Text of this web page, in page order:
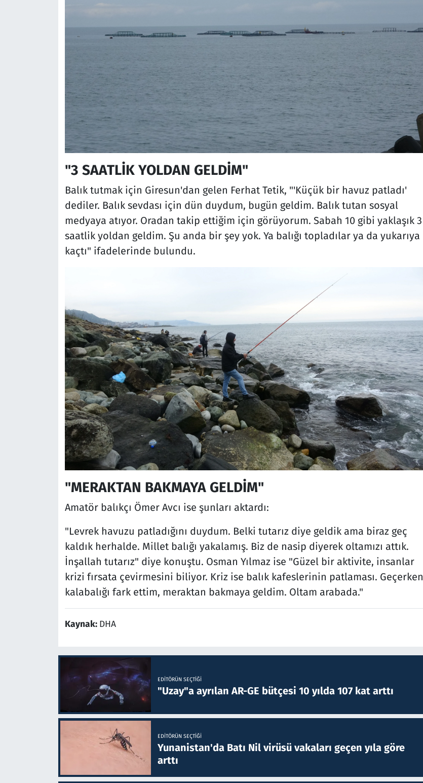
"3 SAATLİK YOLDAN GELDİM"
Balık tutmak için Giresun'dan gelen Ferhat Tetik, "'Küçük bir havuz patladı'
dediler. Balık sevdası için dün duydum, bugün geldim. Balık tutan sosyal
medyaya atıyor. Oradan takip ettiğim için görüyorum. Sabah 10 gibi yaklaşık 3
saatlik yoldan geldim. Şu anda bir şey yok. Ya balığı topladılar ya da yukarıya
kaçtı" ifadelerinde bulundu.
"MERAKTAN BAKMAYA GELDİM"
Amatör balıkçı Ömer Avcı ise şunları aktardı:
"Levrek havuzu patladığını duydum. Belki tutarız diye geldik ama biraz geç
kaldık herhalde. Millet balığı yakalamış. Biz de nasip diyerek oltamızı attık.
İnşallah tutarız" diye konuştu. Osman Yılmaz ise "Güzel bir aktivite, insanlar
krizi fırsata çevirmesini biliyor. Kriz ise balık kafeslerinin patlaması. Geçerken
kalabalığı fark ettim, meraktan bakmaya geldim. Oltam arabada."
Kaynak: DHA
EDITÖRÜN SEÇTIĞI
"Uzay"a ayrılan AR-GE bütçesi 10 yılda 107 kat arttı
EDITÖRÜN SEÇTIĞI
Yunanistan'da Batı Nil virüsü vakaları geçen yıla göre
arttı